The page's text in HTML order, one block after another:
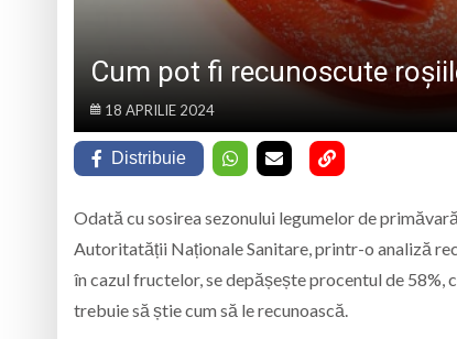
Cum pot fi recunoscute
18 APRILIE 2024
Distribuie
Odată cu sosirea sezonului legumelor de
Autoritatății Naționale Sanitare, printr-o analiză
în cazul fructelor, se depășește procentul de
trebuie să știe cum să le recunoască.